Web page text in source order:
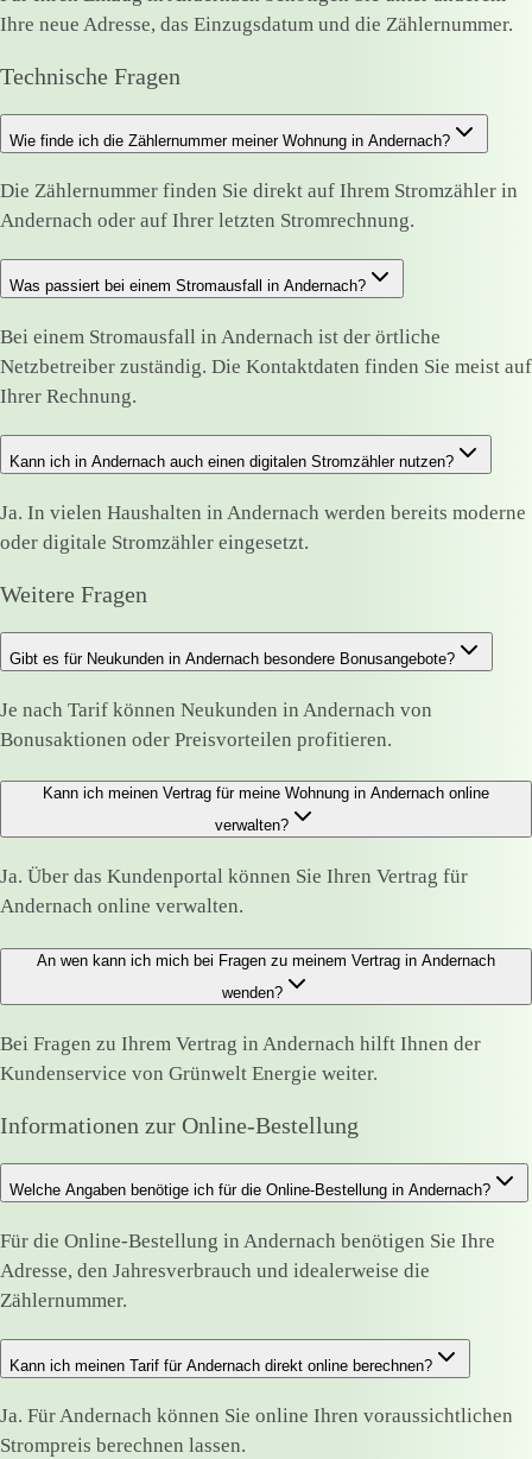
Ihre neue Adresse, das Einzugsdatum und die Zählernummer.
Technische Fragen
Wie finde ich die Zählernummer meiner Wohnung in Andernach?
Die Zählernummer finden Sie direkt auf Ihrem Stromzähler in
Andernach oder auf Ihrer letzten Stromrechnung.
Was passiert bei einem Stromausfall in Andernach?
Bei einem Stromausfall in Andernach ist der örtliche
Netzbetreiber zuständig. Die Kontaktdaten finden Sie meist auf
Ihrer Rechnung.
Kann ich in Andernach auch einen digitalen Stromzähler nutzen?
Ja. In vielen Haushalten in Andernach werden bereits moderne
oder digitale Stromzähler eingesetzt.
Weitere Fragen
Gibt es für Neukunden in Andernach besondere Bonusangebote?
Je nach Tarif können Neukunden in Andernach von
Bonusaktionen oder Preisvorteilen profitieren.
Kann ich meinen Vertrag für meine Wohnung in Andernach online
verwalten?
Ja. Über das Kundenportal können Sie Ihren Vertrag für
Andernach online verwalten.
An wen kann ich mich bei Fragen zu meinem Vertrag in Andernach
wenden?
Bei Fragen zu Ihrem Vertrag in Andernach hilft Ihnen der
Kundenservice von Grünwelt Energie weiter.
Informationen zur Online-Bestellung
Welche Angaben benötige ich für die Online-Bestellung in Andernach?
Für die Online-Bestellung in Andernach benötigen Sie Ihre
Adresse, den Jahresverbrauch und idealerweise die
Zählernummer.
Kann ich meinen Tarif für Andernach direkt online berechnen?
Ja. Für Andernach können Sie online Ihren voraussichtlichen
Strompreis berechnen lassen.